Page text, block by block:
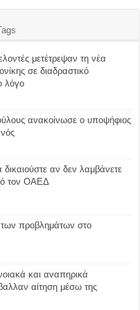
μετέτρεψαν τη νέα
σε διαδραστικό
λόγο
ανακοίνωσε ο υποψήφιος
δικαιούστε αν δεν λαμβάνετε
τον ΟΑΕΔ
των προβλημάτων στο
και αναπηρικά
αίτηση μέσω της